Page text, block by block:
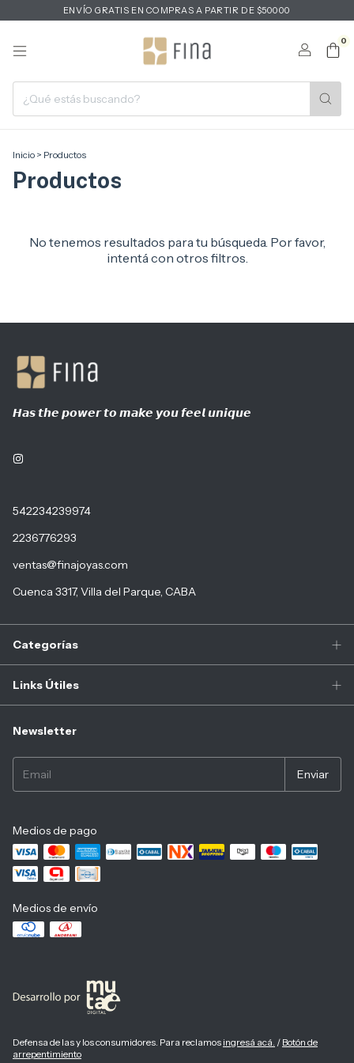
ENVÍO GRATIS EN COMPRAS A PARTIR DE $50000
0
Inicio > Productos
Productos
No tenemos resultados para tu búsqueda. Por favor,
intentá con otros filtros.
𝙃𝙖𝙨 𝙩𝙝𝙚 𝙥𝙤𝙬𝙚𝙧 𝙩𝙤 𝙢𝙖𝙠𝙚 𝙮𝙤𝙪 𝙛𝙚𝙚𝙡 𝙪𝙣𝙞𝙦𝙪𝙚
542234239974
2236776293
ventas@finajoyas.com
Cuenca 3317, Villa del Parque, CABA
Categorías
Links Útiles
Newsletter
Medios de pago
Medios de envío
Defensa de las y los consumidores. Para reclamos ingresá acá. / Botón de
arrepentimiento